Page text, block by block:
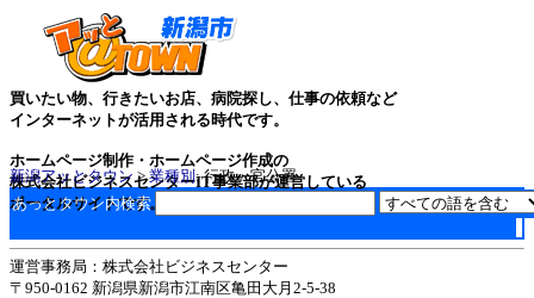
買いたい物、行きたいお店、病院探し、仕事の依頼など
インターネットが活用される時代です。
ホームページ制作・ホームページ作成の
株式会社ビジネスセンターIT事業部が運営している
ポータルサイトです。
新潟アッとタウン>業種別: 行政・官公署
あっとタウン内検索
運営事務局：株式会社ビジネスセンター
〒950-0162 新潟県新潟市江南区亀田大月2-5-38